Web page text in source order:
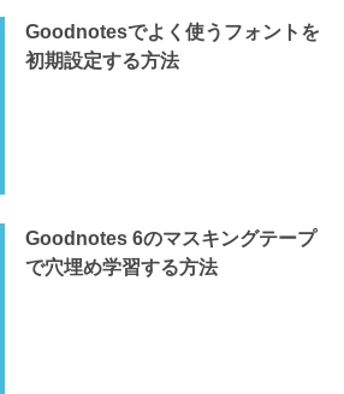
Goodnotesでよく使うフォントを
初期設定する方法
Goodnotes 6のマスキングテープ
で穴埋め学習する方法